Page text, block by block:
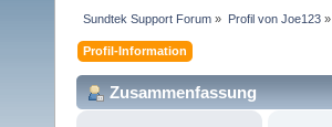
Sundtek Support Forum » Profil von Joe123»
Profil-Information
Zusammenfassung